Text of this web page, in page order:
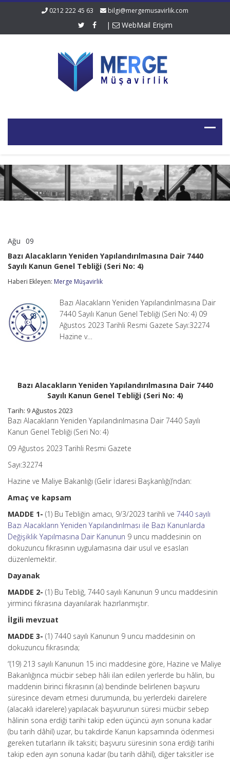
0212 222 45 63 bilgi@mergemusavirlik.com
| WebMail Erişim
Ağu 09
Yeniden
Yapılandırılmasına
7440
Kanun
Genel
Tebliği
(Seri
Bazı Alacakların Yeniden Yapılandırılmasına Dair 7440
Sayılı Kanun Genel Tebliği (Seri No: 4)
Haberi Ekleyen: Merge Müşavirlik
Bazı Alacakların Yeniden Yapılandırılmasına Dair
7440 Sayılı Kanun Genel Tebliği (Seri No: 4) 09
Ağustos 2023 Tarihli Resmi Gazete Sayı:32274
Hazine v…
Bazı Alacakların Yeniden Yapılandırılmasına Dair 7440
Sayılı Kanun Genel Tebliği (Seri No: 4)
Tarih: 9 Ağustos 2023
Bazı Alacakların Yeniden Yapılandırılmasına Dair 7440 Sayılı
Kanun Genel Tebliği (Seri No: 4)
09 Ağustos 2023 Tarihli Resmi Gazete
Sayı:32274
Hazine ve Maliye Bakanlığı (Gelir İdaresi Başkanlığı)’ndan:
Amaç ve kapsam
MADDE 1- (1) Bu Tebliğin amacı, 9/3/2023 tarihli ve 7440 sayılı
Bazı Alacakların Yeniden Yapılandırılması ile Bazı Kanunlarda
Değişiklik Yapılmasına Dair Kanunun 9 uncu maddesinin on
dokuzuncu fıkrasının uygulamasına dair usul ve esasları
düzenlemektir.
Dayanak
MADDE 2- (1) Bu Tebliğ, 7440 sayılı Kanunun 9 uncu maddesinin
yirminci fıkrasına dayanılarak hazırlanmıştır.
İlgili mevzuat
MADDE 3- (1) 7440 sayılı Kanunun 9 uncu maddesinin on
dokuzuncu fıkrasında;
“(19) 213 sayılı Kanunun 15 inci maddesine göre, Hazine ve Maliye
Bakanlığınca mücbir sebep hâli ilan edilen yerlerde bu hâlin, bu
maddenin birinci fıkrasının (a) bendinde belirlenen başvuru
süresince devam etmesi durumunda, bu yerlerdeki dairelere
(alacaklı idarelere) yapılacak başvurunun süresi mücbir sebep
hâlinin sona erdiği tarihi takip eden üçüncü ayın sonuna kadar
(bu tarih dâhil) uzar, bu takdirde Kanun kapsamında ödenmesi
gereken tutarların ilk taksiti; başvuru süresinin sona erdiği tarihi
takip eden ayın sonuna kadar (bu tarih dâhil), diğer taksitler ise